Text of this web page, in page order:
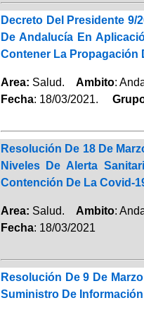
Decreto Del Presidente 9/
De Andalucía En
Contener La Propagación
Area: Salud. Ambito:
Fecha: 18/03/2021.
Resolución De 18 De
Niveles De Alerta
Contención De La Covid-
Area: Salud. Ambito:
Fecha: 18/03/2021
Resolución De 9 De
Suministro De